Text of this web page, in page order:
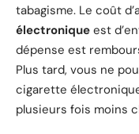
tabagisme. Le coût
électronique est
dépense est
Plus tard, vous ne
cigarette
plusieurs fois moins